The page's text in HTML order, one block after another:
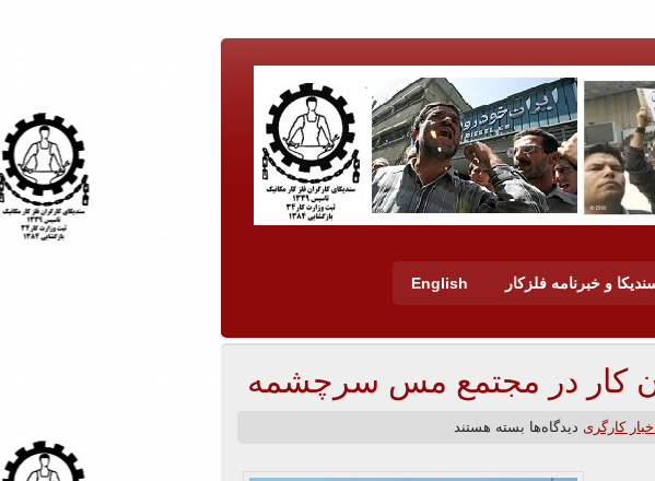
English و خبرنامه فلزکار
کار در مجتمع مس سرچشمه
اخبار کارگری دیدگاه‌ها بسته هستند